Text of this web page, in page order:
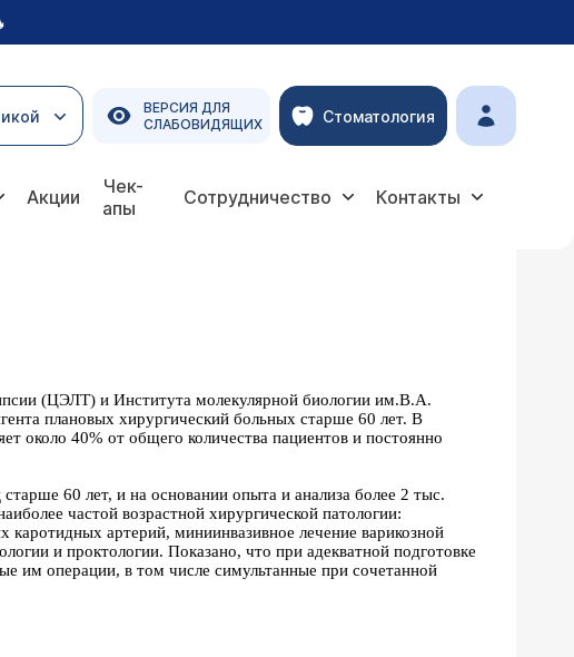
ВЕРСИЯ ДЛЯ
СЛАБОВИДЯЩИХ
Стоматология
Акции
Чек-
апы
Сотрудничество Контакты
(ЦЭЛТ) и Института молекулярной биологии им.В.А.
плановых хирургический больных старше 60 лет. В
около 40% от общего количества пациентов и постоянно
60 лет, и на основании опыта и анализа более 2 тыс.
частой возрастной хирургической патологии:
каротидных артерий, миниинвазивное лечение варикозной
и проктологии. Показано, что при адекватной подготовке
им операции, в том числе симультанные при сочетанной